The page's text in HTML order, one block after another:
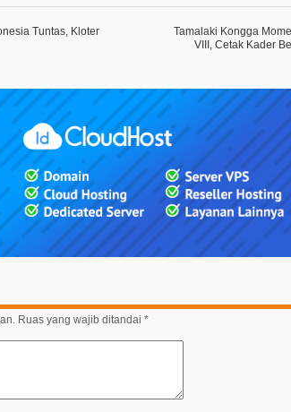
Tuntas, Kloter
Tamalaki Kongga
VIII, Cetak Kader
Ruas yang wajib ditandai *